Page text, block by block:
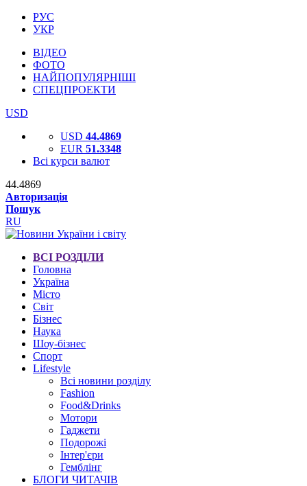
РУС
УКР
ВІДЕО
ФОТО
НАЙПОПУЛЯРНІШІ
СПЕЦПРОЕКТИ
USD
USD 44.4869
EUR 51.3348
Всі курси валют
44.4869
Авторизація
Пошук
RU
ВСІ РОЗДІЛИ
Головна
Україна
Місто
Світ
Бізнес
Наука
Шоу-бізнес
Спорт
Lifestyle
Всі новини розділу
Fashion
Food&Drinks
Мотори
Гаджети
Подорожі
Інтер'єри
Гемблінг
БЛОГИ ЧИТАЧІВ